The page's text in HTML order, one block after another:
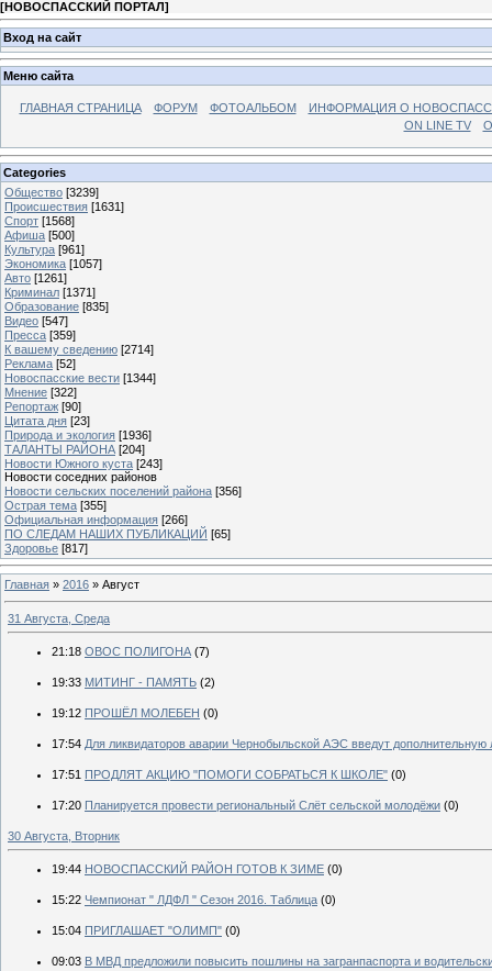
[НОВОСПАССКИЙ ПОРТАЛ]
Вход на сайт
Меню сайта
ГЛАВНАЯ СТРАНИЦА ФОРУМ ФОТОАЛЬБОМ
ИНФОРМАЦИЯ О
ON LINE TV
Categories
Общество [3239]
Происшествия [1631]
Спорт [1568]
Афиша [500]
Культура [961]
Экономика [1057]
Авто [1261]
Криминал [1371]
Образование [835]
Видео [547]
Пресса [359]
К вашему сведению [2714]
Реклама [52]
Новоспасские вести [1344]
Мнение [322]
Репортаж [90]
Цитата дня [23]
Природа и экология [1936]
ТАЛАНТЫ РАЙОНА [204]
Новости Южного куста [243]
Новости соседних районов
Новости сельских поселений района [356]
Острая тема [355]
Официальная информация [266]
ПО СЛЕДАМ НАШИХ ПУБЛИКАЦИЙ [65]
Здоровье [817]
Главная » 2016 » Август
31 Августа, Среда
21:18 ОВОС ПОЛИГОНА (7)
19:33 МИТИНГ - ПАМЯТЬ (2)
19:12 ПРОШЁЛ МОЛЕБЕН (0)
17:54 Для ликвидаторов аварии Чернобыльской АЭС введут дополнительную
17:51 ПРОДЛЯТ АКЦИЮ "ПОМОГИ СОБРАТЬСЯ К ШКОЛЕ" (0)
17:20 Планируется провести региональный Слёт сельской молодёжи (0)
30 Августа, Вторник
19:44 НОВОСПАССКИЙ РАЙОН ГОТОВ К ЗИМЕ (0)
15:22 Чемпионат " ЛДФЛ " Сезон 2016. Таблица (0)
15:04 ПРИГЛАШАЕТ "ОЛИМП" (0)
09:03 В МВД предложили повысить пошлины на загранпаспорта и